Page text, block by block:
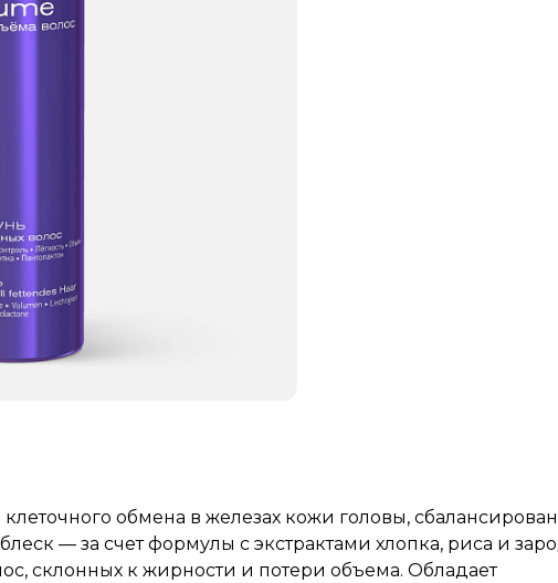
обмена в железах кожи головы,
— за счет формулы с экстрактами хлопка, риса и
склонных к жирности и потери объема. Обладает